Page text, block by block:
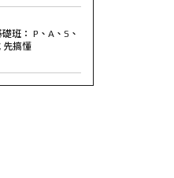
班： P、A、S、
先搞懂